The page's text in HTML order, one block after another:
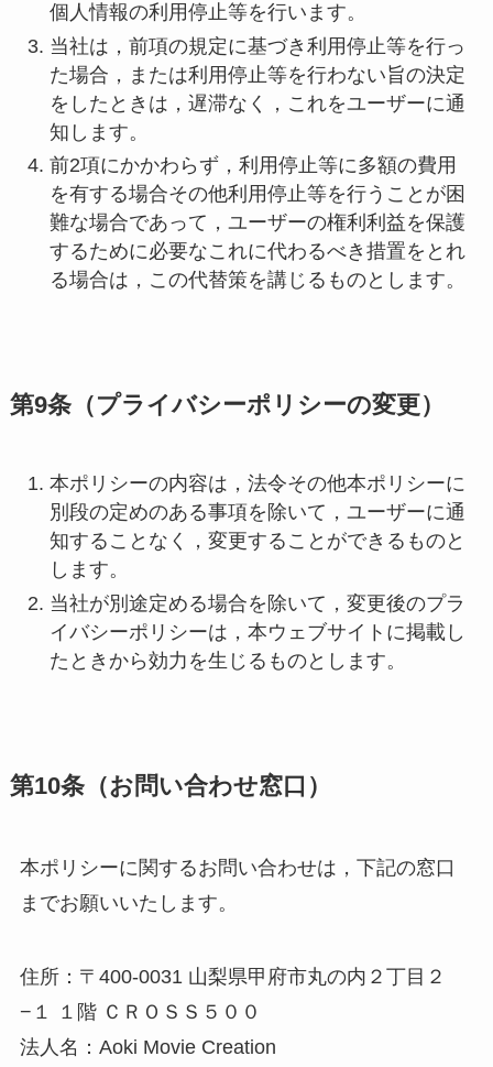
個人情報の利用停止等を行います。
当社は，前項の規定に基づき利用停止等を行っ
た場合，または利用停止等を行わない旨の決定
をしたときは，遅滞なく，これをユーザーに通
知します。
前2項にかかわらず，利用停止等に多額の費用
を有する場合その他利用停止等を行うことが困
難な場合であって，ユーザーの権利利益を保護
するために必要なこれに代わるべき措置をとれ
る場合は，この代替策を講じるものとします。
第9条（プライバシーポリシーの変更）
本ポリシーの内容は，法令その他本ポリシーに
別段の定めのある事項を除いて，ユーザーに通
知することなく，変更することができるものと
します。
当社が別途定める場合を除いて，変更後のプラ
イバシーポリシーは，本ウェブサイトに掲載し
たときから効力を生じるものとします。
第10条（お問い合わせ窓口）
本ポリシーに関するお問い合わせは，下記の窓口
までお願いいたします。
住所：〒400-0031 山梨県甲府市丸の内２丁目２
−１ １階 ＣＲＯＳＳ５００
法人名：Aoki Movie Creation